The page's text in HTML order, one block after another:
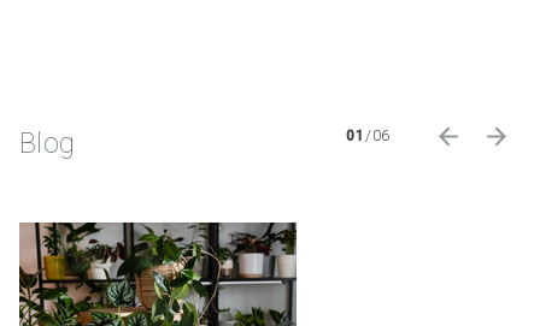
Blog 01 /06